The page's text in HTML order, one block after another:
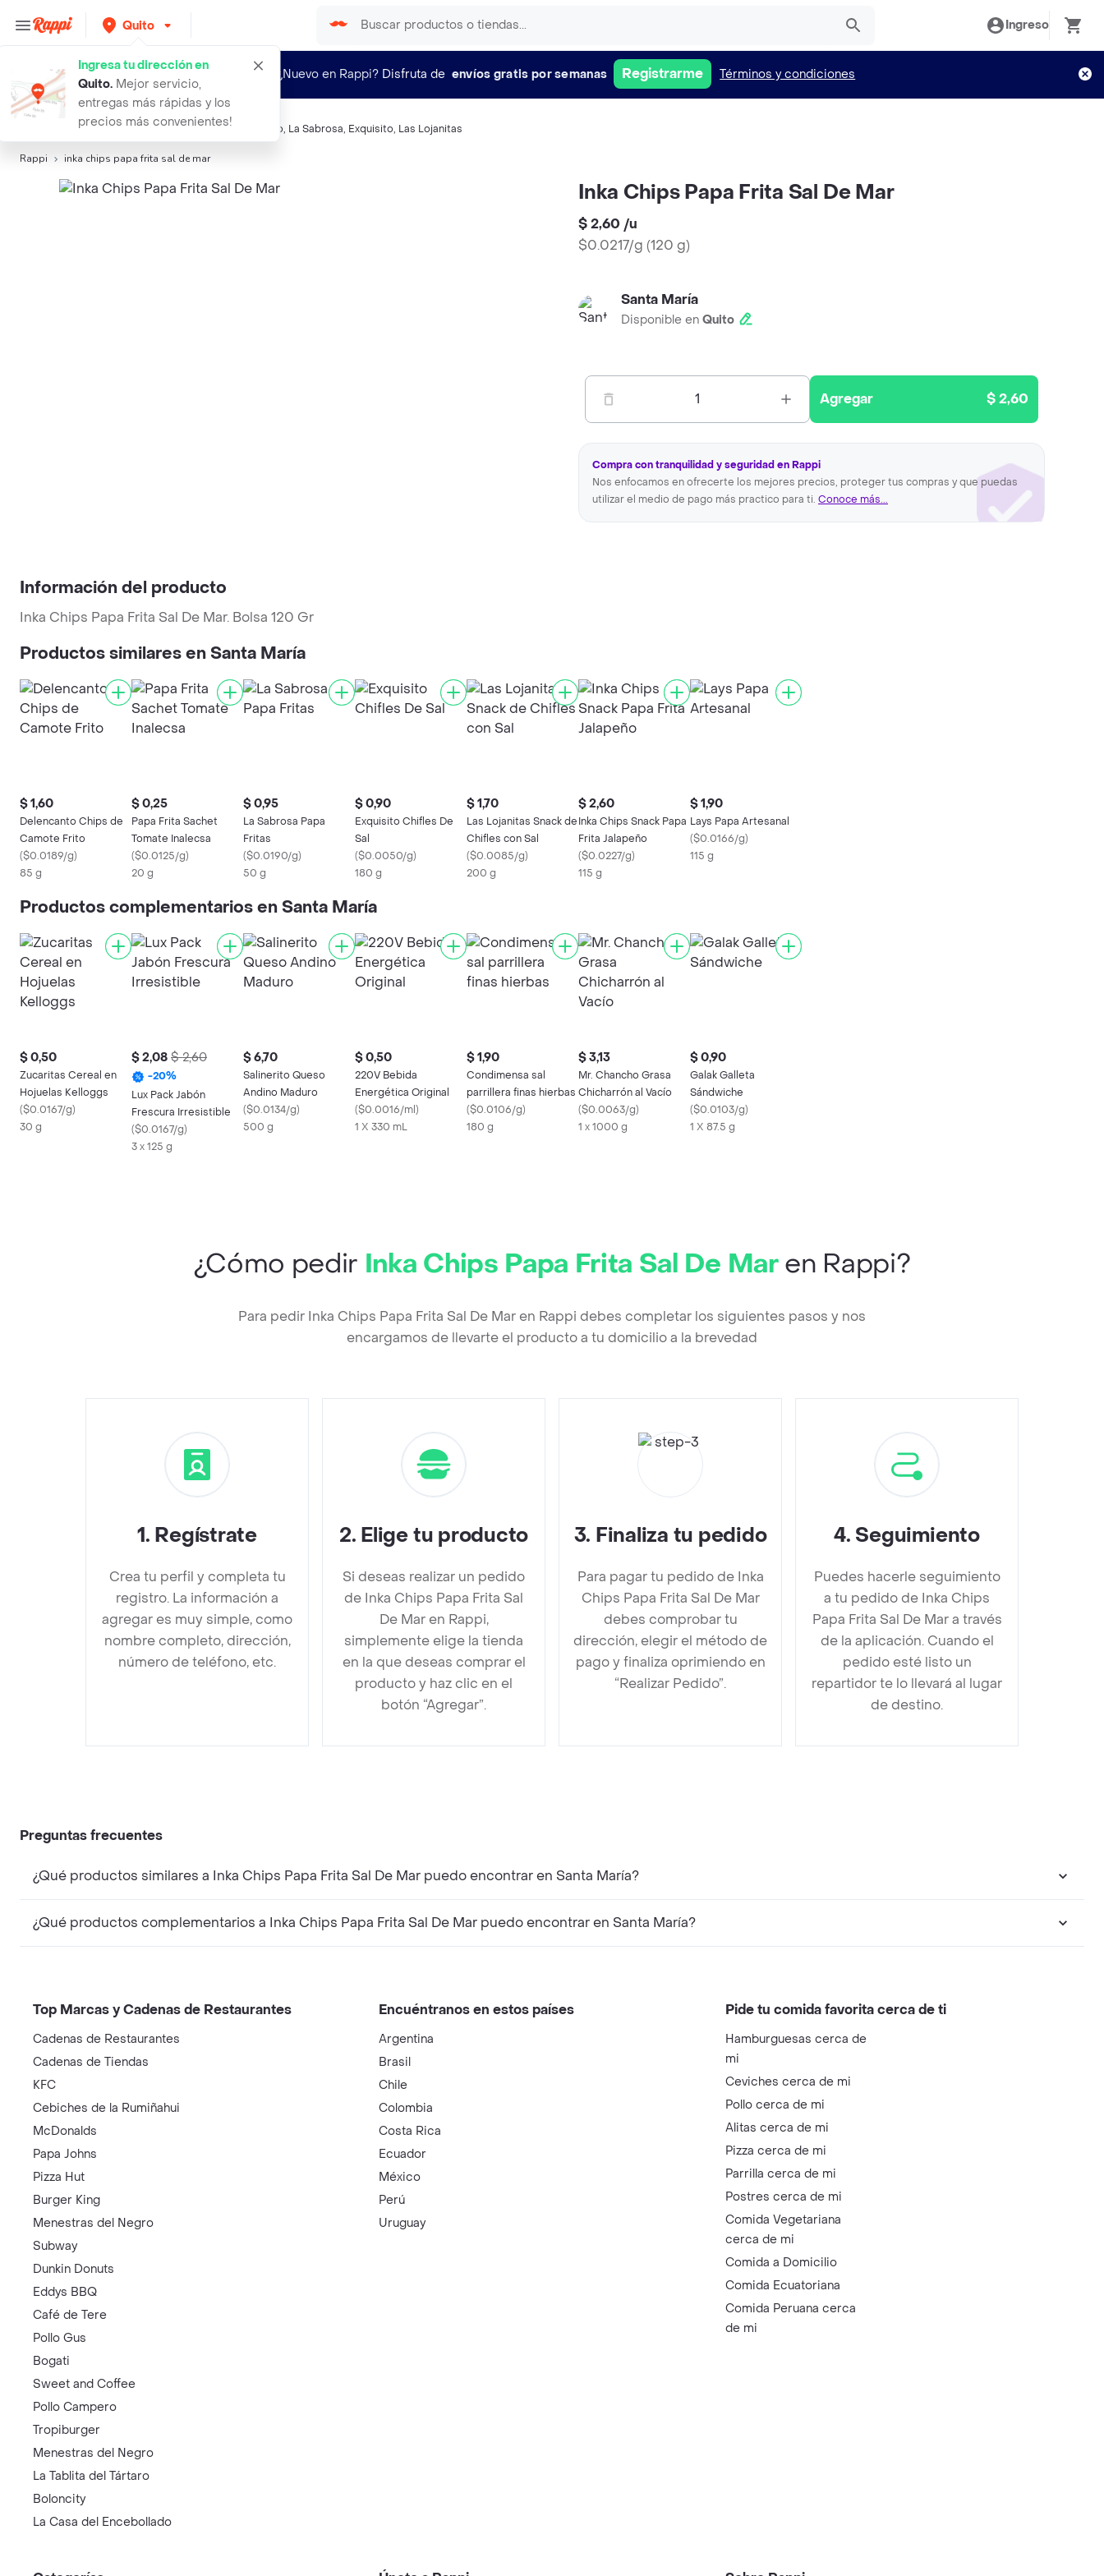
Quito
Ingresa tu dirección en
Quito. Mejor servicio,
entregas más rápidas y los
precios más convenientes!
Ingreso
¿Nuevo en Rappi? Disfruta de envíos gratis por semanas Registrarme Términos y condiciones
Búsquedas relacionadas: Snacks salados,Delencanto, La Sabrosa, Exquisito, Las Lojanitas
Rappi inka chips papa frita sal de mar
Inka Chips Papa Frita Sal De Mar
$ 2,60 /u
$0.0217/g (120 g)
Santa María
Disponible en Quito
1 Agregar $ 2,60
Compra con tranquilidad y seguridad en Rappi
Nos enfocamos en ofrecerte los mejores precios, proteger tus compras y que puedas
utilizar el medio de pago más practico para ti. Conoce más...
Información del producto
Inka Chips Papa Frita Sal De Mar. Bolsa 120 Gr
Productos similares en Santa María
$ 1,60
Delencanto Chips de
Camote Frito
($0.0189/g)
85 g
$ 0,25
Papa Frita Sachet
Tomate Inalecsa
($0.0125/g)
20 g
$ 0,95
La Sabrosa Papa
Fritas
($0.0190/g)
50 g
$ 0,90
Exquisito Chifles De
Sal
($0.0050/g)
180 g
$ 1,70
Las Lojanitas Snack de
Chifles con Sal
($0.0085/g)
200 g
$ 2,60
Inka Chips Snack Papa
Frita Jalapeño
($0.0227/g)
115 g
$ 1,90
Lays Papa Artesanal
($0.0166/g)
115 g
Productos complementarios en Santa María
$ 0,50
Zucaritas Cereal en
Hojuelas Kelloggs
($0.0167/g)
30 g
$ 2,08 $ 2,60
-20%
Lux Pack Jabón
Frescura Irresistible
($0.0167/g)
3 x 125 g
$ 6,70
Salinerito Queso
Andino Maduro
($0.0134/g)
500 g
$ 0,50
220V Bebida
Energética Original
($0.0016/ml)
1 X 330 mL
$ 1,90
Condimensa sal
parrillera finas hierbas
($0.0106/g)
180 g
$ 3,13
Mr. Chancho Grasa
Chicharrón al Vacío
($0.0063/g)
1 x 1000 g
$ 0,90
Galak Galleta
Sándwiche
($0.0103/g)
1 X 87.5 g
¿Cómo pedir Inka Chips Papa Frita Sal De Maren Rappi?
Para pedir Inka Chips Papa Frita Sal De Mar en Rappi debes completar los siguientes pasos y nos
encargamos de llevarte el producto a tu domicilio a la brevedad
1. Regístrate
Crea tu perfil y completa tu
registro. La información a
agregar es muy simple, como
nombre completo, dirección,
número de teléfono, etc.
2. Elige tu producto
Si deseas realizar un pedido
de Inka Chips Papa Frita Sal
De Mar en Rappi,
simplemente elige la tienda
en la que deseas comprar el
producto y haz clic en el
botón “Agregar”.
3. Finaliza tu pedido
Para pagar tu pedido de Inka
Chips Papa Frita Sal De Mar
debes comprobar tu
dirección, elegir el método de
pago y finaliza oprimiendo en
“Realizar Pedido”.
4. Seguimiento
Puedes hacerle seguimiento
a tu pedido de Inka Chips
Papa Frita Sal De Mar a través
de la aplicación. Cuando el
pedido esté listo un
repartidor te lo llevará al lugar
de destino.
Preguntas frecuentes
¿Qué productos similares a Inka Chips Papa Frita Sal De Mar puedo encontrar en Santa María?
¿Qué productos complementarios a Inka Chips Papa Frita Sal De Mar puedo encontrar en Santa María?
Top Marcas y Cadenas de Restaurantes
Cadenas de Restaurantes
Cadenas de Tiendas
KFC
Cebiches de la Rumiñahui
McDonalds
Papa Johns
Pizza Hut
Burger King
Menestras del Negro
Subway
Dunkin Donuts
Eddys BBQ
Café de Tere
Pollo Gus
Bogati
Sweet and Coffee
Pollo Campero
Tropiburger
Menestras del Negro
La Tablita del Tártaro
Boloncity
La Casa del Encebollado
Encuéntranos en estos países
Argentina
Brasil
Chile
Colombia
Costa Rica
Ecuador
México
Perú
Uruguay
Pide tu comida favorita cerca de ti
Hamburguesas cerca de
mi
Ceviches cerca de mi
Pollo cerca de mi
Alitas cerca de mi
Pizza cerca de mi
Parrilla cerca de mi
Postres cerca de mi
Comida Vegetariana
cerca de mi
Comida a Domicilio
Comida Ecuatoriana
Comida Peruana cerca
de mi